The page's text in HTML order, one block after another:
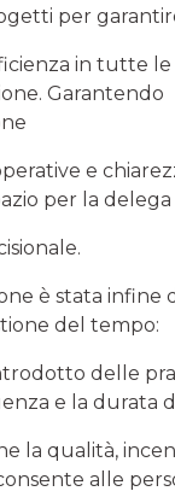
per
in tutte le
Garantendo
e
per la delega
è stata infine
del tempo:
delle
e la durata
la qualità,
alle